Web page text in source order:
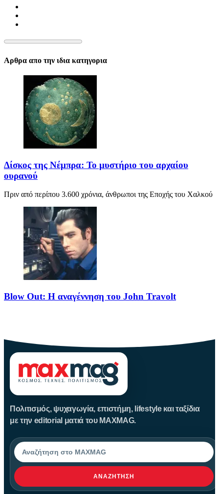
Αρθρα απο την ιδια κατηγορια
Δίσκος της Νέμπρα: Το μυστήριο του αρχαίου
ουρανού
Πριν από περίπου 3.600 χρόνια, άνθρωποι της Εποχής του Χαλκού
Blow Out: Η αναγέννηση του John Travolt
Πολιτισμός, ψυχαγωγία, επιστήμη, lifestyle και ταξίδια
με την editorial ματιά του MAXMAG.
Αναζήτηση
ΑΝΑΖΉΤΗΣΗ